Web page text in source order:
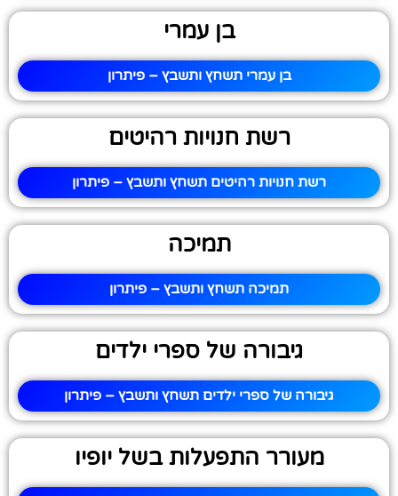
בן עמרי
בן עמרי תשחץ ותשבץ – פיתרון
רשת חנויות רהיטים
רשת חנויות רהיטים תשחץ ותשבץ – פיתרון
תמיכה
תמיכה תשחץ ותשבץ – פיתרון
גיבורה של ספרי ילדים
גיבורה של ספרי ילדים תשחץ ותשבץ – פיתרון
מעורר התפעלות בשל יופיו